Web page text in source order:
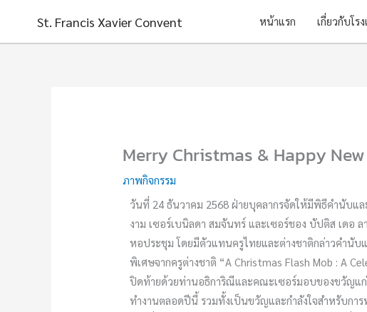
content
St. Francis Xavier Convent หน้าแรก เกี่ยวกับโรง
Merry Christmas & Happy
ภาพกิจกรรม
วันที่ 24 ธันวาคม 2568 ฝ่ายบุคลากรจัดให้มีพิธีคำนับ
งาม เซอร์เบนิลดา สมจันทร์ และเซอร์ชอง บัปติส เดอ
หอประชุม โดยมีตัวแทนครูไทยและต่างชาติกล่าวคำนั
พิเศษจากครูต่างชาติ “A Christmas Flash Mob : A
ปิดท้ายด้วยท่านอธิการิณีและคณะเซอร์มอบของขวัญ
ทำงานตลอดปีนี้ รวมทั้งเป็นขวัญและกำลังใจสำหรับการ